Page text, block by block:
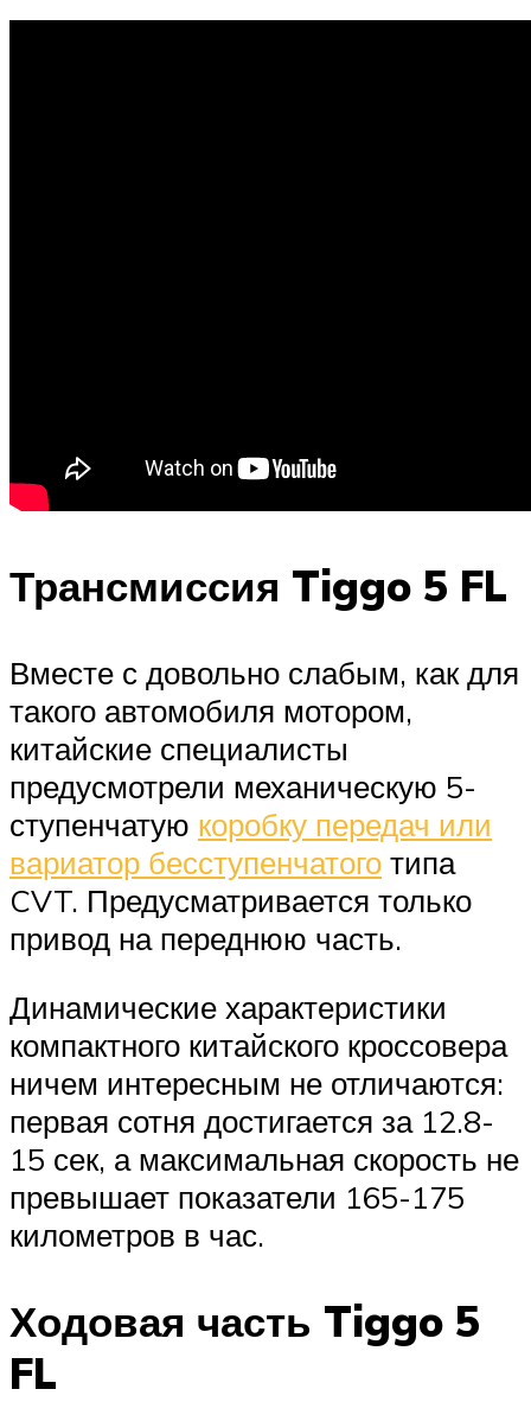
Трансмиссия Tiggo 5 FL
Вместе с довольно слабым, как для
такого автомобиля мотором,
китайские специалисты
предусмотрели механическую 5-
ступенчатую коробку передач или
вариатор бесступенчатого типа
CVT. Предусматривается только
привод на переднюю часть.
Динамические характеристики
компактного китайского кроссовера
ничем интересным не отличаются:
первая сотня достигается за 12.8-
15 сек, а максимальная скорость не
превышает показатели 165-175
километров в час.
Ходовая часть Tiggo 5
FL